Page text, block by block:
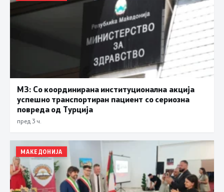
МЗ: Со координирана институционална акција
успешно транспортиран пациент со сериозна
повреда од Турција
пред 3 ч.
МАКЕДОНИЈА